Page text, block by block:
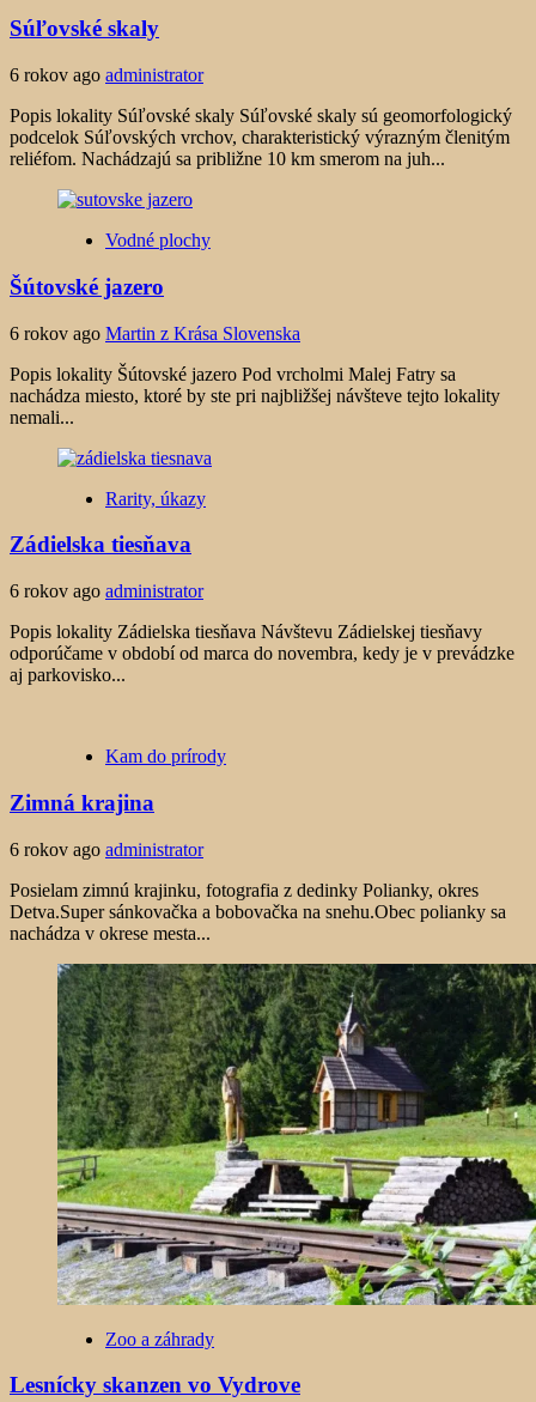
Súľovské skaly
6 rokov ago administrator
Popis lokality Súľovské skaly Súľovské skaly sú geomorfologický
podcelok Súľovských vrchov, charakteristický výrazným členitým
reliéfom. Nachádzajú sa približne 10 km smerom na juh...
Vodné plochy
Šútovské jazero
6 rokov ago Martin z Krása Slovenska
Popis lokality Šútovské jazero Pod vrcholmi Malej Fatry sa
nachádza miesto, ktoré by ste pri najbližšej návšteve tejto lokality
nemali...
Rarity, úkazy
Zádielska tiesňava
6 rokov ago administrator
Popis lokality Zádielska tiesňava Návštevu Zádielskej tiesňavy
odporúčame v období od marca do novembra, kedy je v prevádzke
aj parkovisko...
Kam do prírody
Zimná krajina
6 rokov ago administrator
Posielam zimnú krajinku, fotografia z dedinky Polianky, okres
Detva.Super sánkovačka a bobovačka na snehu.Obec polianky sa
nachádza v okrese mesta...
Zoo a záhrady
Lesnícky skanzen vo Vydrove